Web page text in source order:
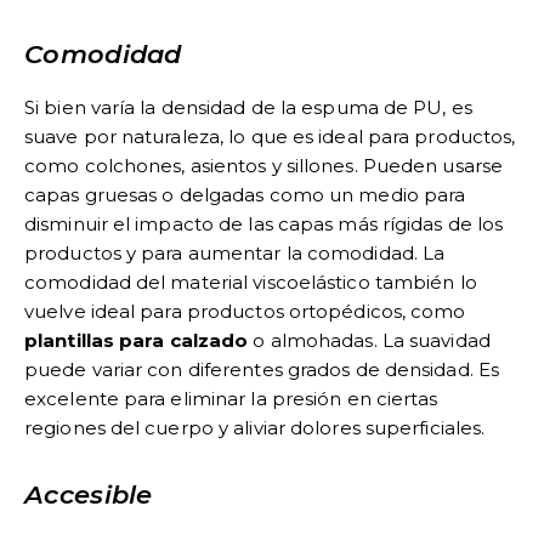
Comodidad
Si bien varía la densidad de la espuma de PU, es
suave por naturaleza, lo que es ideal para productos,
como colchones, asientos y sillones. Pueden usarse
capas gruesas o delgadas como un medio para
disminuir el impacto de las capas más rígidas de los
productos y para aumentar la comodidad. La
comodidad del material viscoelástico también lo
vuelve ideal para productos ortopédicos, como
plantillas para calzado o almohadas. La suavidad
puede variar con diferentes grados de densidad. Es
excelente para eliminar la presión en ciertas
regiones del cuerpo y aliviar dolores superficiales.
Accesible